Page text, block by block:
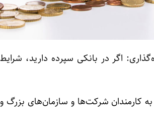
اگر در بانکی سپرده دارید،
کارمندان شرکت‌ها و سازمان‌های بزرگ